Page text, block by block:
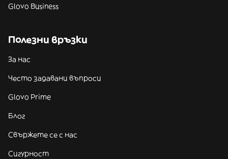
Glovo Business
Полезни връзки
За нас
Често задавани въпроси
Glovo Prime
Блог
Свържете се с нас
Сигурност